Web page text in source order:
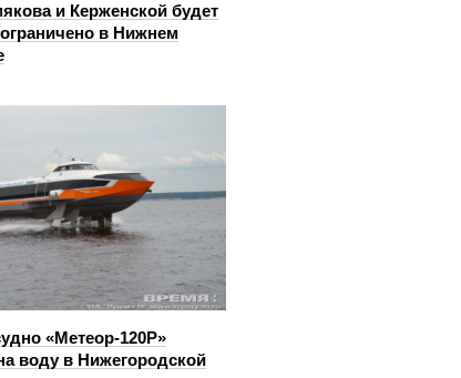
и Керженской будет
в Нижнем
«Метеор-120Р»
воду в Нижегородской